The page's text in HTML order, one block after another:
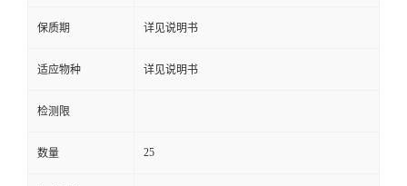
保质期 详见说明书
适应物种 详见说明书
检测限
数量 25